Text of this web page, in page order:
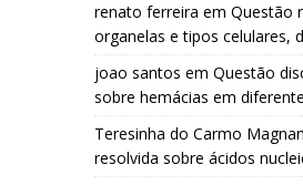
renato ferreira em Questão
organelas e tipos celulares,
joao santos em Questão
sobre hemácias em
Teresinha do Carmo
resolvida sobre ácidos